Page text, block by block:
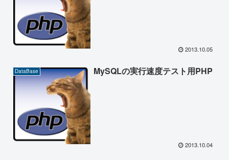
2013.10.05
DataBase MySQLの実行速度テスト用PHP
2013.10.04